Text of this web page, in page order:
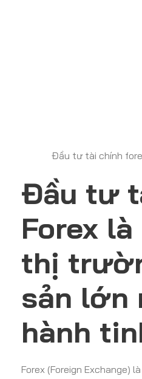
Đầu tư tài chính
Đầu tư
Forex
thị
sản lớn
hành
Forex (Foreign Exchange) là